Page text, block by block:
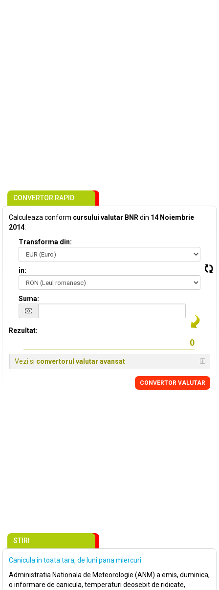
CONVERTOR RAPID
Calculeaza conform cursului valutar BNR din 14 Noiembrie
2014:
Transforma din:
in:
Suma:
Rezultat:
Vezi si convertorul valutar avansat
CONVERTOR VALUTAR
STIRI
Canicula in toata tara, de luni pana miercuri
Administratia Nationala de Meteorologie (ANM) a emis, duminica,
o informare de canicula, temperaturi deosebit de ridicate,